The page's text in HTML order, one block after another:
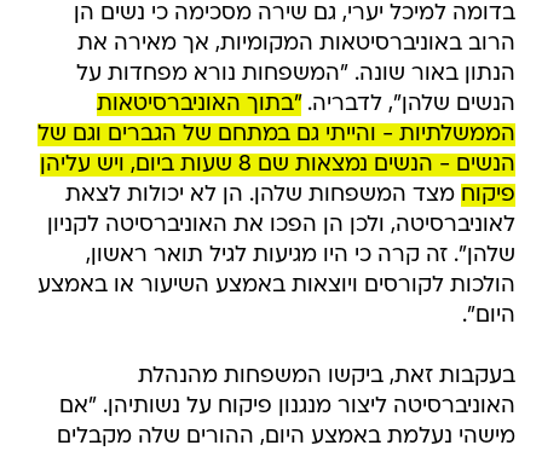
בדומה למיכל יערי, גם שירה מסכימה כי נשים הן
הרוב באוניברסיטאות המקומיות, אך מאירה את
הנתון באור שונה. "המשפחות נורא מפחדות על
הנשים שלהן", לדבריה."בתוך האוניברסיטאות
הממשלתיות - והייתי גם במתחם של הגברים וגם של
הנשים - הנשים נמצאות שם 8 שעות ביום, ויש עליהן
פיקוח מצד המשפחות שלהן. הן לא יכולות לצאת
לאוניברסיטה, ולכן הן הפכו את האוניברסיטה לקניון
שלהן". זה קרה כי היו מגיעות לגיל תואר ראשון,
הולכות לקורסים ויוצאות באמצע השיעור או באמצע
היום".
בעקבות זאת, ביקשו המשפחות מהנהלת
האוניברסיטה ליצור מנגנון פיקוח על נשותיהן. "אם
מישהי נעלמת באמצע היום, ההורים שלה מקבלים